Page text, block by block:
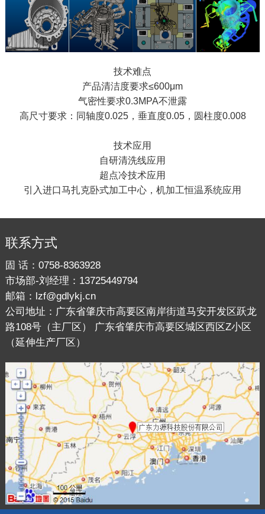
技术难点
产品清洁度要求≤600μm
气密性要求0.3MPA不泄露
高尺寸要求：同轴度0.025，垂直度0.05，圆柱度0.008
技术应用
自研清洗线应用
超点冷技术应用
引入进口马扎克卧式加工中心，机加工恒温系统应用
联系方式
固 话：0758-8363928
市场部-刘经理：13725449794
邮箱：lzf@gdlykj.cn
公司地址：广东省肇庆市高要区南岸街道马安开发区跃龙
路108号（主厂区） 广东省肇庆市高要区城区西区Z小区
（延伸生产厂区）